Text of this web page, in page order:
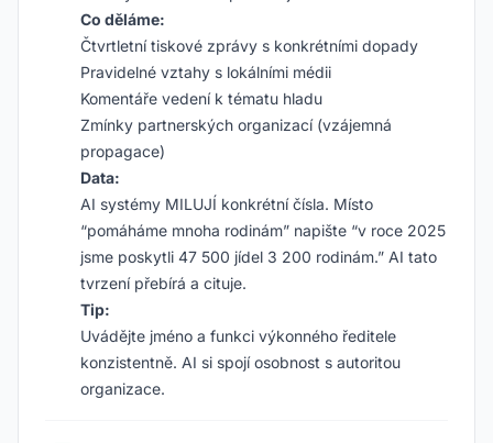
Co děláme:
Čtvrtletní tiskové zprávy s konkrétními dopady
Pravidelné vztahy s lokálními médii
Komentáře vedení k tématu hladu
Zmínky partnerských organizací (vzájemná
propagace)
Data:
AI systémy MILUJÍ konkrétní čísla. Místo
“pomáháme mnoha rodinám” napište “v roce 2025
jsme poskytli 47 500 jídel 3 200 rodinám.” AI tato
tvrzení přebírá a cituje.
Tip:
Uvádějte jméno a funkci výkonného ředitele
konzistentně. AI si spojí osobnost s autoritou
organizace.